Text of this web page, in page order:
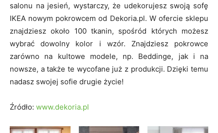
salonu na jesień, wystarczy, że udekorujesz swoją sofę
IKEA nowym pokrowcem od Dekoria.pl. W ofercie sklepu
znajdziesz około 100 tkanin, spośród których możesz
wybrać dowolny kolor i wzór. Znajdziesz pokrowce
zarówno na kultowe modele, np. Beddinge, jak i na
nowsze, a także te wycofane już z produkcji. Dzięki temu
nadasz swojej sofie drugie życie!
Źródło: www.dekoria.pl